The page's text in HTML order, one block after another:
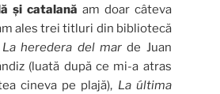
și catalană am doar câteva
ales trei titluri din bibliotecă
La heredera del marde Juan
(luată după ce mi-a atras
cineva pe plajă), La última